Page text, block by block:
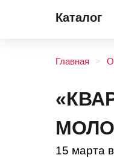
Каталог
Главная О
15 марта